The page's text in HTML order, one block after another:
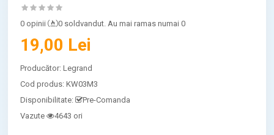
0 opinii 0 soldvandut. Au mai ramas numai 0
19,00 Lei
Producător:Legrand
Cod produs:KW03M3
Disponibilitate:
Pre-Comanda
Vazute
4643 ori